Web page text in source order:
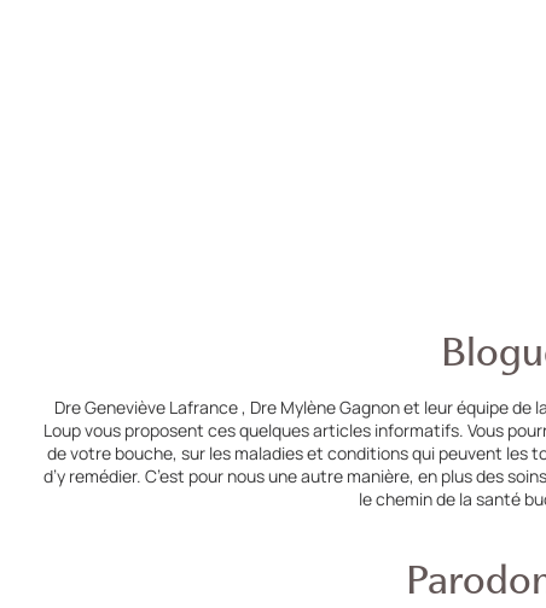
Dre Geneviève Lafrance , Dre Mylène Gagnon et leur équipe
Loup vous proposent ces quelques articles informatifs. Vous
de votre bouche, sur les maladies et conditions qui peuvent les
d’y remédier. C’est pour nous une autre manière, en plus des
le chemin de la santé